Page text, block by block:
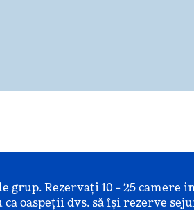
Rezervați 10 - 25 camere
oaspeții dvs. să își rezerve